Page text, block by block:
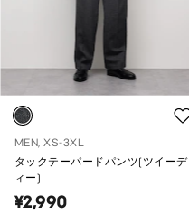
MEN, XS-3XL
タックテーパードパンツ(ツイーデ
ィー)
¥2,990